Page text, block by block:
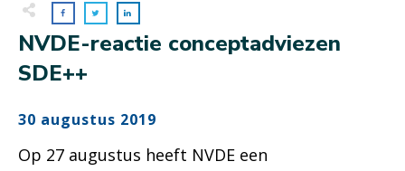
NVDE-reactie conceptadviezen
SDE++
30 augustus 2019
Op 27 augustus heeft NVDE een